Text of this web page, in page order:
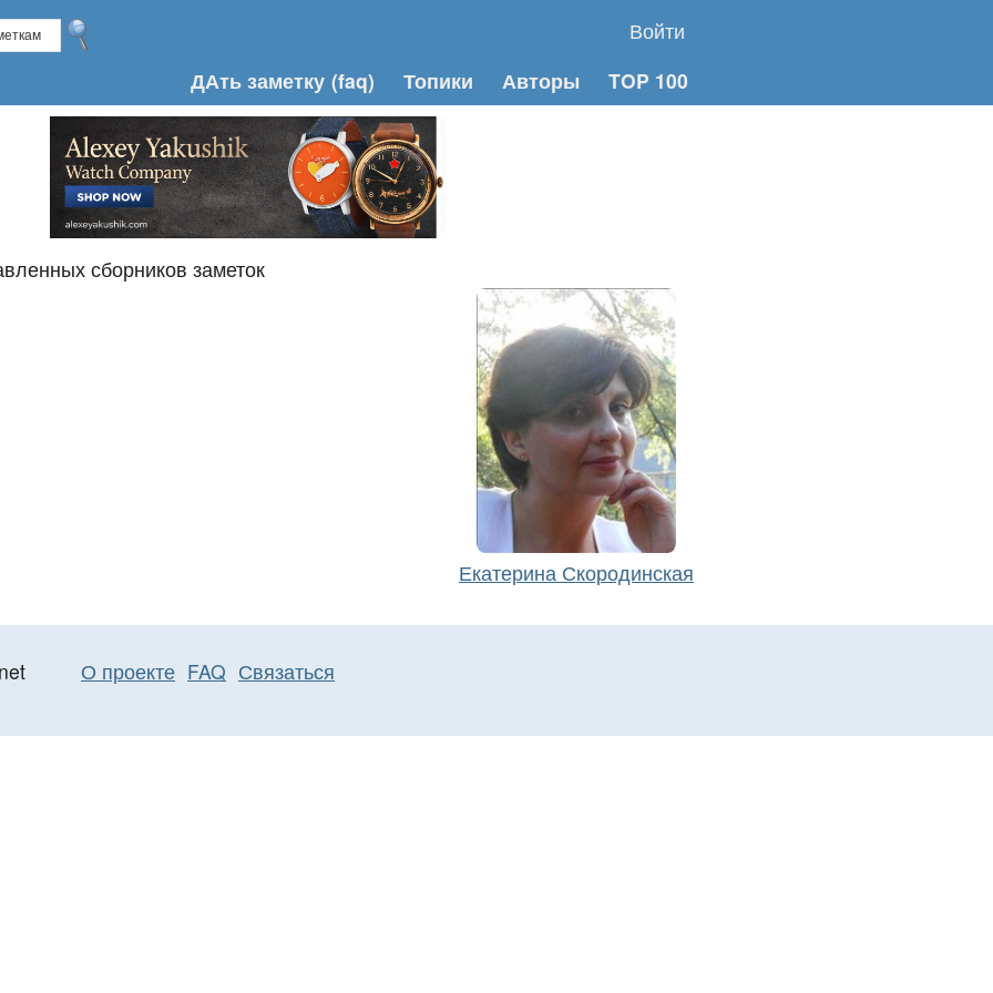
Войти
ДАть заметку (faq) Топики Авторы TOP 100
Екатерина Скородинская
сборников заметок
О проекте FAQ Связаться